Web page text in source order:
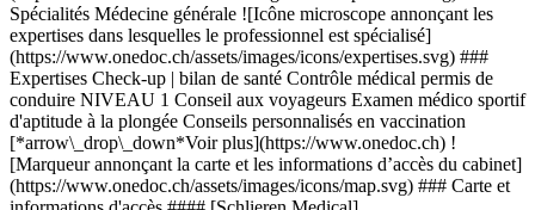
Spécialités Médecine générale ![Icône microscope annonçant les
expertises dans lesquelles le professionnel est spécialisé]
(https://www.onedoc.ch/assets/images/icons/expertises.svg) ###
Expertises Check-up | bilan de santé Contrôle médical permis de
conduire NIVEAU 1 Conseil aux voyageurs Examen médico sportif
d'aptitude à la plongée Conseils personnalisés en vaccination
[*arrow\_drop\_down*Voir plus](https://www.onedoc.ch) !
[Marqueur annonçant la carte et les informations d’accès du cabinet]
(https://www.onedoc.ch/assets/images/icons/map.svg) ### Carte et